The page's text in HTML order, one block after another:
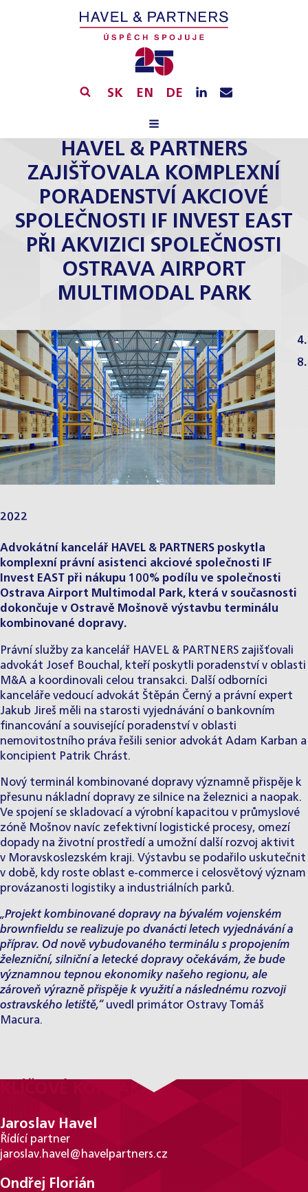
SK EN DE
HAVEL & PARTNERS
ZAJIŠŤOVALA KOMPLEXNÍ
PORADENSTVÍ AKCIOVÉ
SPOLEČNOSTI IF INVEST EAST
PŘI AKVIZICI SPOLEČNOSTI
OSTRAVA AIRPORT
MULTIMODAL PARK
4.
8.
2022
Advokátní kancelář HAVEL & PARTNERS poskytla
komplexní právní asistenci akciové společnosti IF
Invest EAST při nákupu 100% podílu ve společnosti
Ostrava Airport Multimodal Park, která v současnosti
dokončuje v Ostravě Mošnově výstavbu terminálu
kombinované dopravy.
Právní služby za kancelář HAVEL & PARTNERS zajišťovali
advokát Josef Bouchal , kteří poskytli poradenství v oblasti
M&A a koordinovali celou transakci. Další odborníci
kanceláře vedoucí advokát Štěpán Černý a právní expert
Jakub Jireš měli na starosti vyjednávání o bankovním
financování a související poradenství v oblasti
nemovitostního práva řešili senior advokát Adam Karban a
koncipient Patrik Chrást.
Nový terminál kombinované dopravy významně přispěje k
přesunu nákladní dopravy ze silnice na železnici a naopak.
Ve spojení se skladovací a výrobní kapacitou v průmyslové
zóně Mošnov navíc zefektivní logistické procesy, omezí
dopady na životní prostředí a umožní další rozvoj aktivit
v Moravskoslezském kraji. Výstavbu se podařilo uskutečnit
v době, kdy roste oblast e-commerce i celosvětový význam
provázanosti logistiky a industriálních parků.
„Projekt kombinované dopravy na bývalém vojenském
brownfieldu se realizuje po dvanácti letech vyjednávání a
příprav. Od nově vybudovaného terminálu s propojením
železniční, silniční a letecké dopravy očekávám, že bude
významnou tepnou ekonomiky našeho regionu, ale
zároveň výrazně přispěje k využití a následnému rozvoji
ostravského letiště,“ uvedl primátor Ostravy Tomáš
Macura.
KLÍČOVÉ KONTAKTY
Jaroslav Havel
Řídící partner
jaroslav.havel@havelpartners.cz
Ondřej Florián